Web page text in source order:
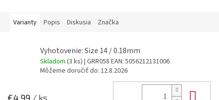
Varianty Popis Diskusia Značka
Vyhotovenie: Size 14 / 0.18mm
Skladom (3 ks) | GRR058 EAN: 5056212131006
Môžeme doručiť do: 12.8.2026
€4,99 / ks